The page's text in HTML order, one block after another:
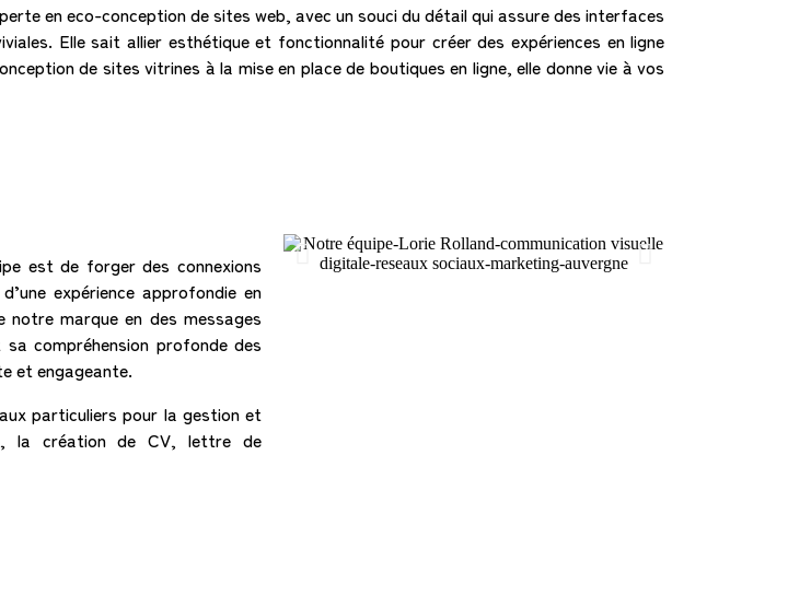
en eco-conception de sites web, avec un souci du détail qui assure des interfaces
Elle sait allier esthétique et fonctionnalité pour créer des expériences en ligne
de sites vitrines à la mise en place de boutiques en ligne, elle donne vie à vos
est de forger des connexions
expérience approfondie en
marque en des messages
compréhension profonde des
et engageante.
particuliers pour la gestion et
la création de CV, lettre de